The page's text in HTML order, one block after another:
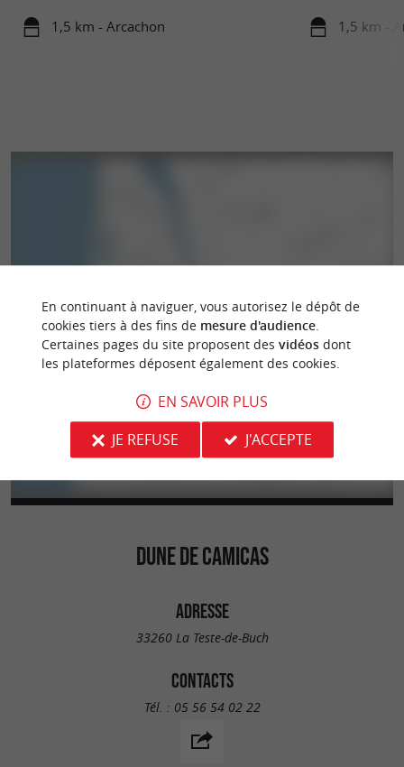
1,5 km - Arcachon 1,5 km -
DUNE DE CAMICAS
ADRESSE
33260 La Teste-de-Buch
CONTACTS
Tél. : 05 56 54 02 22
En continuant à naviguer, vous autorisez le dépôt de
cookies tiers à des fins de mesure d'audience.
Certaines pages du site proposent des vidéosdont
les plateformes déposent également des cookies.
EN SAVOIR PLUS
JE REFUSE
J'ACCEPTE